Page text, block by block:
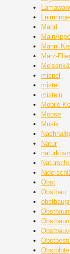
Leimringe
Mahd
Manni
März-
mispel
mistel
misteln
Mobile
Moose
Musik
Natur
Obst
Obstbau
Obstblüte